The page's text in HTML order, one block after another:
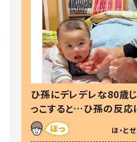
ひ孫にデレデレな80歳
っこすると…ひ孫の反応
した」「可愛くて仕方ない」
ほ・と